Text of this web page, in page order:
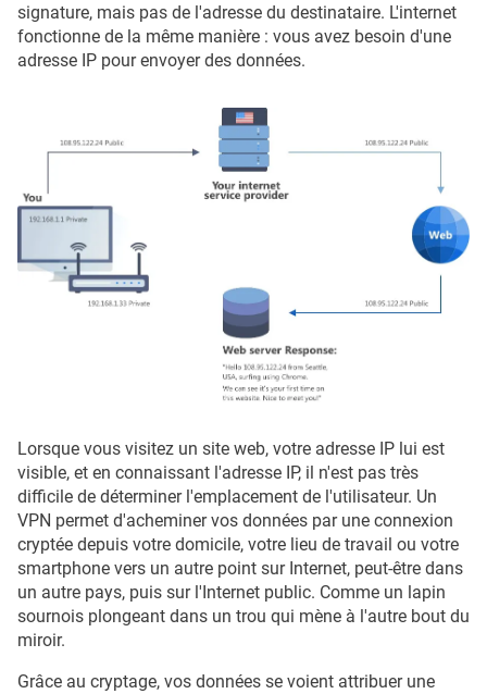
signature, mais pas de l'adresse du destinataire. L'internet
fonctionne de la même manière : vous avez besoin d'une
adresse IP pour envoyer des données.
Lorsque vous visitez un site web, votre adresse IP lui est
visible, et en connaissant l'adresse IP, il n'est pas très
difficile de déterminer l'emplacement de l'utilisateur. Un
VPN permet d'acheminer vos données par une connexion
cryptée depuis votre domicile, votre lieu de travail ou votre
smartphone vers un autre point sur Internet, peut-être dans
un autre pays, puis sur l'Internet public. Comme un lapin
sournois plongeant dans un trou qui mène à l'autre bout du
miroir.
Grâce au cryptage, vos données se voient attribuer une